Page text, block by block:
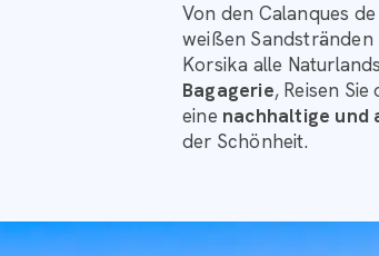
Von den Calanques
weißen
Korsika alle
Bagagerie, Reisen
eine nachhaltige und
der Schönheit.